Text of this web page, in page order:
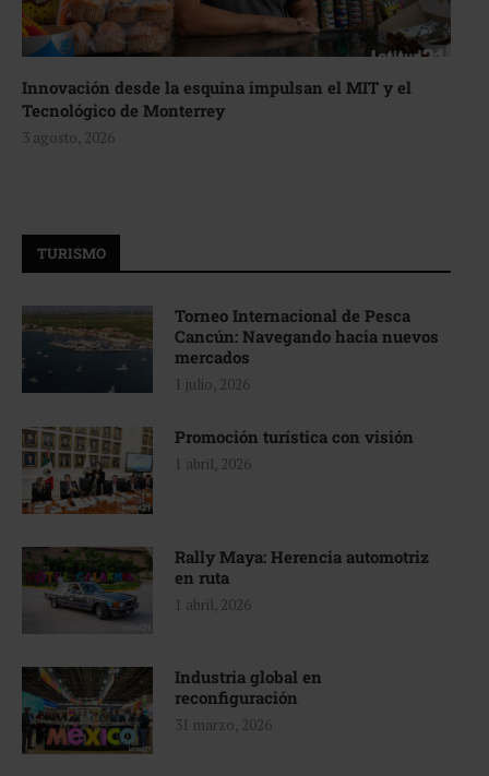
Innovación desde la esquina impulsan el MIT y el
Tecnológico de Monterrey
3 agosto, 2026
TURISMO
Torneo Internacional de Pesca
Cancún: Navegando hacia nuevos
mercados
1 julio, 2026
Promoción turística con visión
1 abril, 2026
Rally Maya: Herencia automotriz
en ruta
1 abril, 2026
Industria global en
reconfiguración
31 marzo, 2026